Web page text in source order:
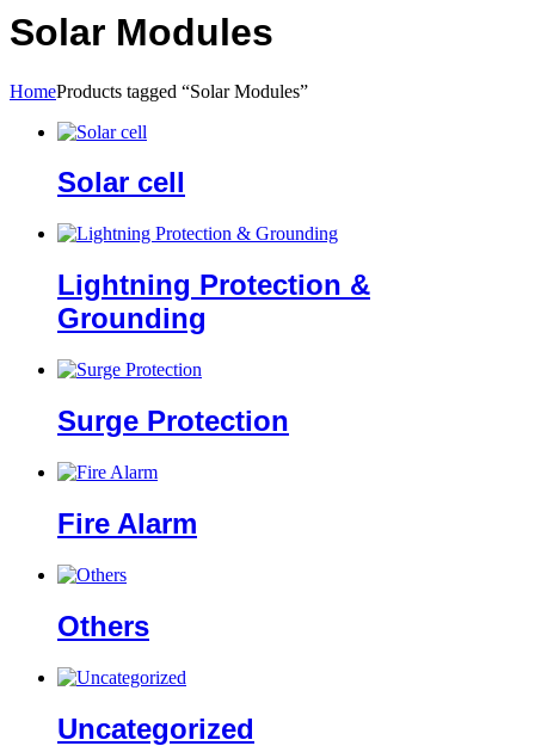
Solar Modules
HomeProducts tagged “Solar Modules”
Solar cell
Lightning Protection &
Grounding
Surge Protection
Fire Alarm
Others
Uncategorized